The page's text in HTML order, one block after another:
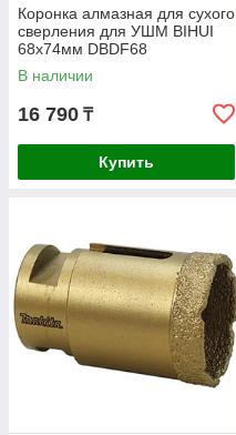
Коронка алмазная для сухого
сверления для УШМ BIHUI
68х74мм DBDF68
В наличии
16 790 ₸
Купить